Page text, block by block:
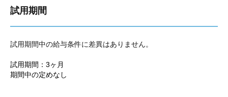
試用期間
試用期間中の給与条件に差異はありません。
試用期間：3ヶ月
期間中の定めなし